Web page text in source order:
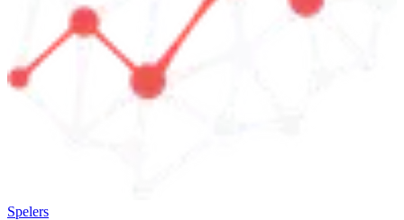
Spelers